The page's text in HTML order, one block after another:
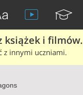
książek i filmów.
z innymi uczniami.